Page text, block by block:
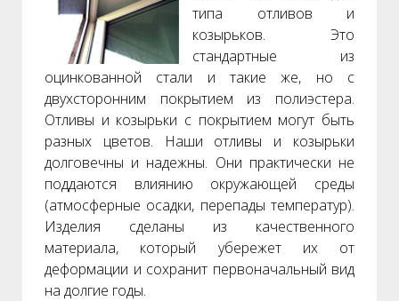
типа отливов и
козырьков. Это
стандартные из
оцинкованной стали и такие же, но с
двухсторонним покрытием из полиэстера.
Отливы и козырьки с покрытием могут быть
разных цветов. Наши отливы и козырьки
долговечны и надежны. Они практически не
поддаются влиянию окружающей среды
(атмосферные осадки, перепады температур).
Изделия сделаны из качественного
материала, который убережет их от
деформации и сохранит первоначальный вид
на долгие годы.